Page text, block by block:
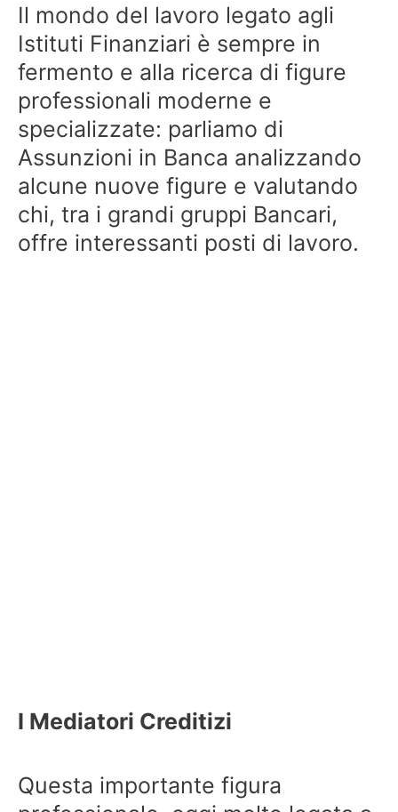
Il mondo del lavoro legato agli
Istituti Finanziari è sempre in
fermento e alla ricerca di figure
professionali moderne e
specializzate: parliamo di
Assunzioni in Banca analizzando
alcune nuove figure e valutando
chi, tra i grandi gruppi Bancari,
offre interessanti posti di lavoro.
I Mediatori Creditizi
Questa importante figura